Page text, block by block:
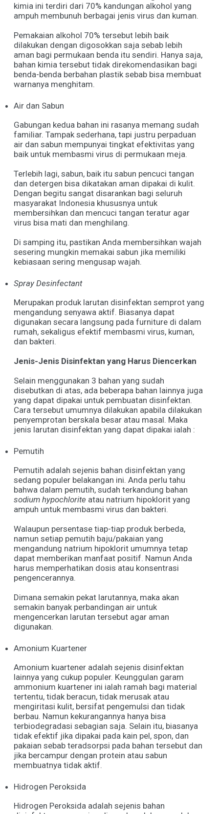
kimia ini terdiri dari 70% kandungan alkohol yang
ampuh membunuh berbagai jenis virus dan kuman.
Pemakaian alkohol 70% tersebut lebih baik
dilakukan dengan digosokkan saja sebab lebih
aman bagi permukaan benda itu sendiri. Hanya saja,
bahan kimia tersebut tidak direkomendasikan bagi
benda-benda berbahan plastik sebab bisa membuat
warnanya menghitam.
Air dan Sabun
Gabungan kedua bahan ini rasanya memang sudah
familiar. Tampak sederhana, tapi justru perpaduan
air dan sabun mempunyai tingkat efektivitas yang
baik untuk membasmi virus di permukaan meja.
Terlebih lagi, sabun, baik itu sabun pencuci tangan
dan detergen bisa dikatakan aman dipakai di kulit.
Dengan begitu sangat disarankan bagi seluruh
masyarakat Indonesia khususnya untuk
membersihkan dan mencuci tangan teratur agar
virus bisa mati dan menghilang.
Di samping itu, pastikan Anda membersihkan wajah
sesering mungkin memakai sabun jika memiliki
kebiasaan sering mengusap wajah.
Spray Desinfectant
Merupakan produk larutan disinfektan semprot yang
mengandung senyawa aktif. Biasanya dapat
digunakan secara langsung pada furniture di dalam
rumah, sekaligus efektif membasmi virus, kuman,
dan bakteri.
Jenis-Jenis Disinfektan yang Harus Diencerkan
Selain menggunakan 3 bahan yang sudah
disebutkan di atas, ada beberapa bahan lainnya juga
yang dapat dipakai untuk pembuatan disinfektan.
Cara tersebut umumnya dilakukan apabila dilakukan
penyemprotan berskala besar atau masal. Maka
jenis larutan disinfektan yang dapat dipakai ialah :
Pemutih
Pemutih adalah sejenis bahan disinfektan yang
sedang populer belakangan ini. Anda perlu tahu
bahwa dalam pemutih, sudah terkandung bahan
sodium hypochlorite atau natrium hipoklorit yang
ampuh untuk membasmi virus dan bakteri.
Walaupun persentase tiap-tiap produk berbeda,
namun setiap pemutih baju/pakaian yang
mengandung natrium hipoklorit umumnya tetap
dapat memberikan manfaat positif. Namun Anda
harus memperhatikan dosis atau konsentrasi
pengencerannya.
Dimana semakin pekat larutannya, maka akan
semakin banyak perbandingan air untuk
mengencerkan larutan tersebut agar aman
digunakan.
Amonium Kuartener
Amonium kuartener adalah sejenis disinfektan
lainnya yang cukup populer. Keunggulan garam
ammonium kuartener ini ialah ramah bagi material
tertentu, tidak beracun, tidak merusak atau
mengiritasi kulit, bersifat pengemulsi dan tidak
berbau. Namun kekurangannya hanya bisa
terbiodegradasi sebagian saja. Selain itu, biasanya
tidak efektif jika dipakai pada kain pel, spon, dan
pakaian sebab teradsorpsi pada bahan tersebut dan
jika bercampur dengan protein atau sabun
membuatnya tidak aktif.
Hidrogen Peroksida
Hidrogen Peroksida adalah sejenis bahan